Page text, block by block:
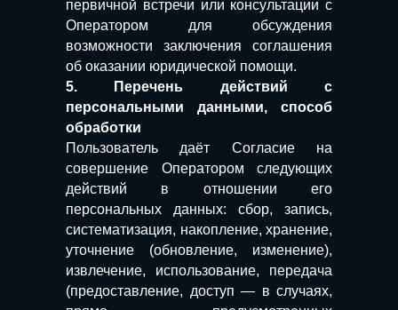
первичной встречи или консультации с
Оператором для обсуждения
возможности заключения соглашения
об оказании юридической помощи.
5. Перечень действий с
персональными данными, способ
обработки
Пользователь даёт Согласие на
совершение Оператором следующих
действий в отношении его
персональных данных: сбор, запись,
систематизация, накопление, хранение,
уточнение (обновление, изменение),
извлечение, использование, передача
(предоставление, доступ — в случаях,